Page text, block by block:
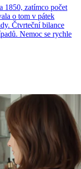
1850, zatímco počet
o tom v pátek
Čtvrteční bilance
Nemoc se rychle